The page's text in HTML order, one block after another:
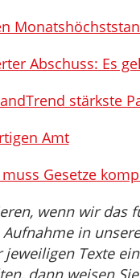
Abschuss: Es
stärkste
Amt
Gesetze
wenn wir das
in
Texte
dann weisen